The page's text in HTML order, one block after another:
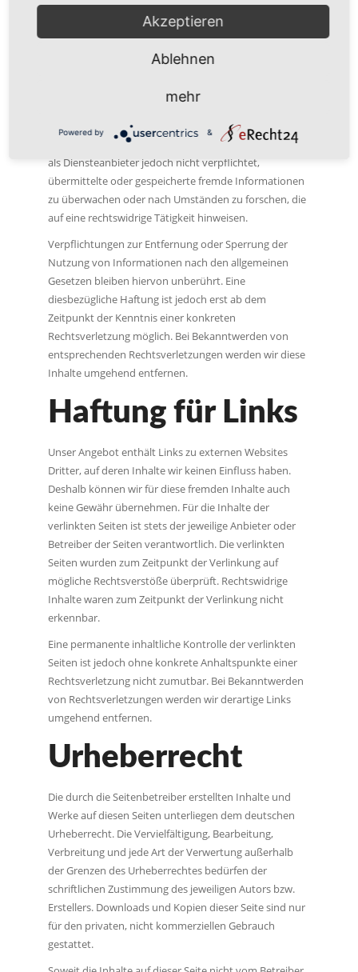
Haftung für
Als Diensteanbieter sind wir gemäß § 7 Abs.1 TMG für
eigene Inhalte auf diesen Seiten nach den allgemeinen
Gesetzen verantwortlich. Nach §§ 8 bis 10 TMG sind wir
als Diensteanbieter jedoch nicht verpflichtet,
übermittelte oder gespeicherte fremde Informationen
zu überwachen oder nach Umständen zu forschen, die
auf eine rechtswidrige Tätigkeit hinweisen.
Verpflichtungen zur Entfernung oder Sperrung der
Nutzung von Informationen nach den allgemeinen
Gesetzen bleiben hiervon unberührt. Eine
diesbezügliche Haftung ist jedoch erst ab dem
Zeitpunkt der Kenntnis einer konkreten
Rechtsverletzung möglich. Bei Bekanntwerden von
entsprechenden Rechtsverletzungen werden wir diese
Inhalte umgehend entfernen.
Haftung für Links
Unser Angebot enthält Links zu externen Websites
Dritter, auf deren Inhalte wir keinen Einfluss haben.
Deshalb können wir für diese fremden Inhalte auch
keine Gewähr übernehmen. Für die Inhalte der
verlinkten Seiten ist stets der jeweilige Anbieter oder
Betreiber der Seiten verantwortlich. Die verlinkten
Seiten wurden zum Zeitpunkt der Verlinkung auf
mögliche Rechtsverstöße überprüft. Rechtswidrige
Inhalte waren zum Zeitpunkt der Verlinkung nicht
erkennbar.
Eine permanente inhaltliche Kontrolle der verlinkten
Seiten ist jedoch ohne konkrete Anhaltspunkte einer
Rechtsverletzung nicht zumutbar. Bei Bekanntwerden
von Rechtsverletzungen werden wir derartige Links
umgehend entfernen.
Urheberrecht
Die durch die Seitenbetreiber erstellten Inhalte und
Werke auf diesen Seiten unterliegen dem deutschen
Urheberrecht. Die Vervielfältigung, Bearbeitung,
Verbreitung und jede Art der Verwertung außerhalb
der Grenzen des Urheberrechtes bedürfen der
schriftlichen Zustimmung des jeweiligen Autors bzw.
Erstellers. Downloads und Kopien dieser Seite sind nur
für den privaten, nicht kommerziellen Gebrauch
gestattet.
Akzeptieren
Ablehnen
mehr
Powered by &